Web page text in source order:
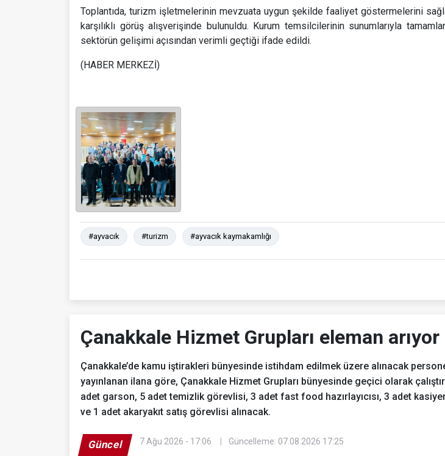
Toplantıda, turizm işletmelerinin mevzuata uygun şekilde faaliyet göstermelerini
karşılıklı görüş alışverişinde bulunuldu. Kurum temsilcilerinin sunumlarıyla
sektörün gelişimi açısından verimli geçtiği ifade edildi.
(HABER MERKEZİ)
#ayvacık #turizm #ayvacık kaymakamlığı
Çanakkale Hizmet Grupları eleman arıyor
Çanakkale’de kamu iştirakleri bünyesinde istihdam edilmek üzere alınacak
yayınlanan ilana göre, Çanakkale Hizmet Grupları bünyesinde geçici olarak
adet garson, 5 adet temizlik görevlisi, 3 adet fast food hazırlayıcısı, 3 adet
ve 1 adet akaryakıt satış görevlisi alınacak.
Güncel 7 Ağu 2026 - 17:06 Güncelleme: 07.08.2026 17:25